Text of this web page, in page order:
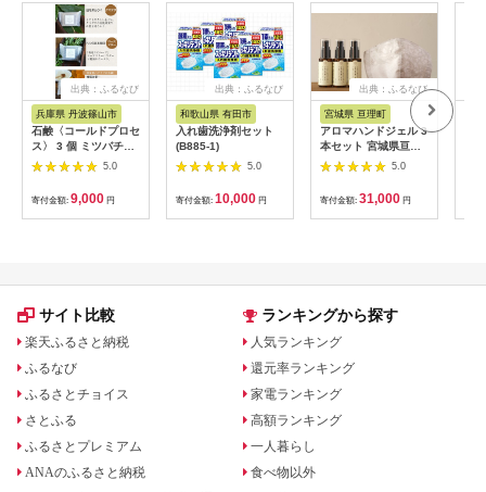
出典：ふるなび
兵庫県 丹波篠山市
石鹸〈コールドプロセ
ス〉 3 個 ミツバチ農
家 自家製石けん5.0
寄付金額: 9,000 円
出典：ふるなび
和歌山県 有田市
入れ歯洗浄剤セット
(B885-1)
5.0
寄付金額: 10,000 円
出典：ふるなび
宮城県 亘理町
アロマハンドジェル 3
本セット 宮城県亘理
町 アロマ
5.0
寄付金額: 31,000 円
サイト比較
楽天ふるさと納税
ふるなび
ふるさとチョイス
さとふる
ふるさとプレミアム
ANAのふるさと納税
ランキングから探す
人気ランキング
還元率ランキング
家電ランキング
高額ランキング
一人暮らし
食べ物以外